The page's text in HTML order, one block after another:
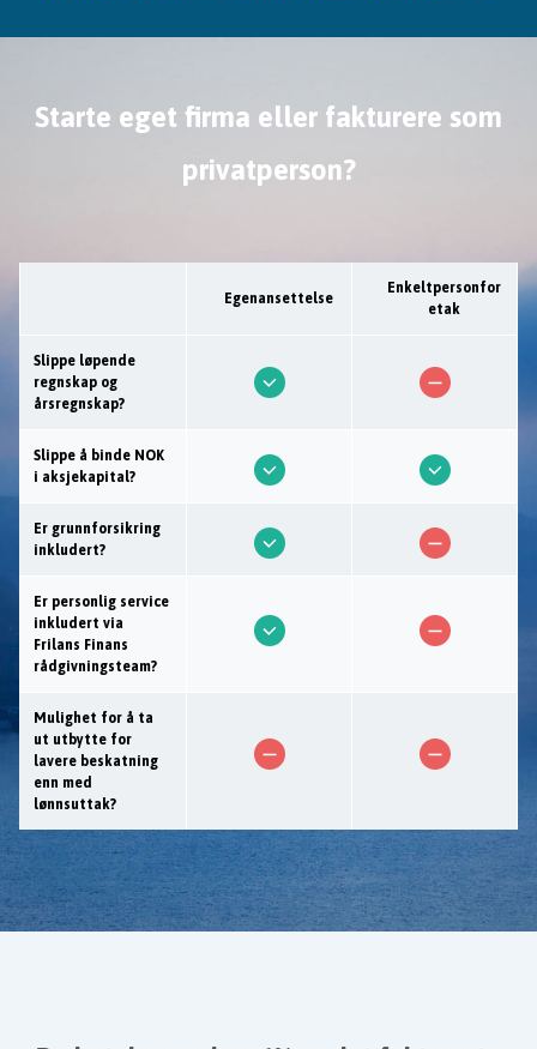
Starte eget firma eller fakturere som
privatperson?
Egenansettelse
Enkeltpersonfor
etak
Slippe løpende
regnskap og
årsregnskap?
Slippe å binde NOK
i aksjekapital?
Er grunnforsikring
inkludert?
Er personlig service
inkludert via
Frilans Finans
rådgivningsteam?
Mulighet for å ta
ut utbytte for
lavere beskatning
enn med
lønnsuttak?